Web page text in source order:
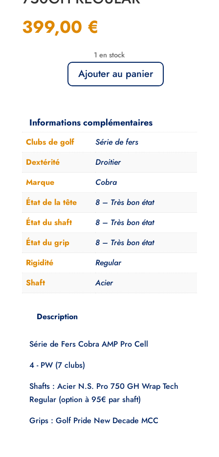
399,00 €
1 en stock
quantité
de
Fers
Cobra
AMP
Pro
N.S.
Pro
750gh
Regular
Ajouter au panier
Informations complémentaires
Clubs de golf
Série de fers
Dextérité
Droitier
Marque
Cobra
État de la tête
8 – Très bon état
État du shaft
8 – Très bon état
État du grip
8 – Très bon état
Rigidité
Regular
Shaft
Acier
Description
Série de Fers Cobra AMP Pro Cell
4 - PW (7 clubs)
Shafts : Acier N.S. Pro 750 GH Wrap Tech
Regular (option à 95€ par shaft)
Grips : Golf Pride New Decade MCC